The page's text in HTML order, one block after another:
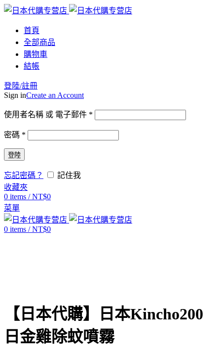
首頁
全部商品
購物車
結帳
登陸/註冊
Sign inCreate an Account
使用者名稱 或 電子郵件 *
密碼 *
登陸
忘記密碼？
記住我
收藏夾
0 items / NT$0
菜單
0 items / NT$0
【日本代購】日本Kincho200
日金雞除蚊噴霧